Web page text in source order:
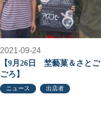
2021-09-24
【9月26日 埜藝菓＆さとご
ごろ】
ニュース 出店者